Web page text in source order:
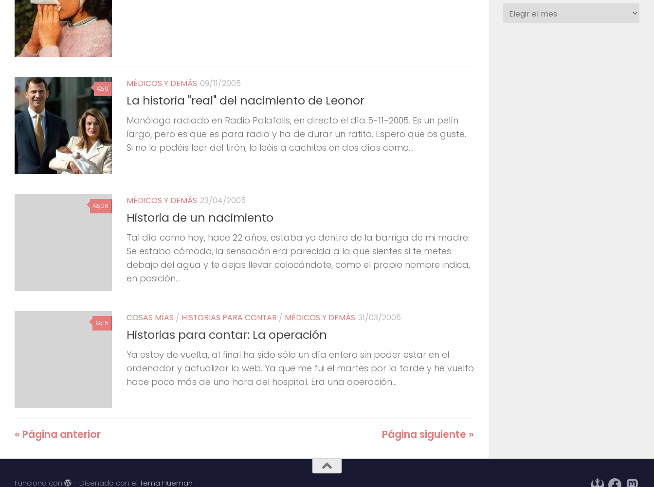
9 MÉDICOS Y DEMÁS 09/11/2005
La historia "real" del nacimiento de Leonor
Monólogo radiado en Radio Palafolls, en directo el día 5-11-2005. Es un pelín
largo, pero es que es para radio y ha de durar un ratito. Espero que os guste.
Si no lo podéis leer del tirón, lo leéis a cachitos en dos días como...
26 MÉDICOS Y DEMÁS 23/04/2005
Historia de un nacimiento
Tal día como hoy, hace 22 años, estaba yo dentro de la barriga de mi madre.
Se estaba cómodo, la sensación era parecida a la que sientes si te metes
debajo del agua y te dejas llevar colocándote, como el propio nombre indica,
en posición...
15 COSAS MÍAS / HISTORIAS PARA CONTAR / MÉDICOS Y DEMÁS 31/03/2005
Historias para contar: La operación
Ya estoy de vuelta, al final ha sido sólo un día entero sin poder estar en el
ordenador y actualizar la web. Ya que me fui el martes por la tarde y he vuelto
hace poco más de una hora del hospital. Era una operación...
« Página anterior Página siguiente »
Viaje
Funciona con - Diseñado con el Tema Hueman